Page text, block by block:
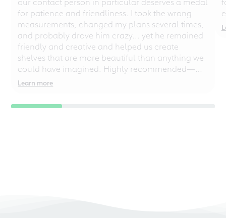
for patience and friendliness. I took the wrong
measurements, changed my plans several times,
and probably drove him crazy... yet he remained
friendly and creative and helped us create
shelves that are more beautiful than anything we
could have imagined. Highly recommended—
even for chaotic perfectionists!
Learn more